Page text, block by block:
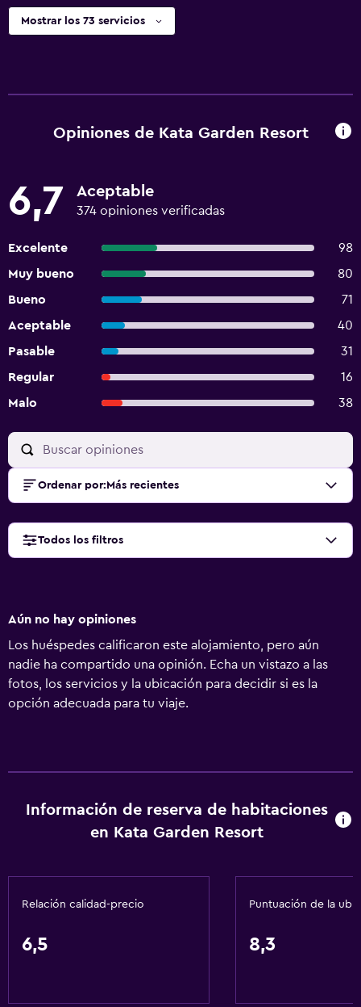
Mostrar los 73 servicios
Opiniones de Kata Garden Resort
6,7 Aceptable
374 opiniones verificadas
Excelente
98
Muy bueno
80
Bueno
71
Aceptable
40
Pasable
31
Regular
16
Malo
38
Ordenar por: Más recientes
Todos los filtros
Aún no hay opiniones
Los huéspedes calificaron este alojamiento, pero aún
nadie ha compartido una opinión. Echa un vistazo a las
fotos, los servicios y la ubicación para decidir si es la
opción adecuada para tu viaje.
Información de reserva de habitaciones
en Kata Garden Resort
Relación calidad-precio
6,5
Puntuación de la
8,3